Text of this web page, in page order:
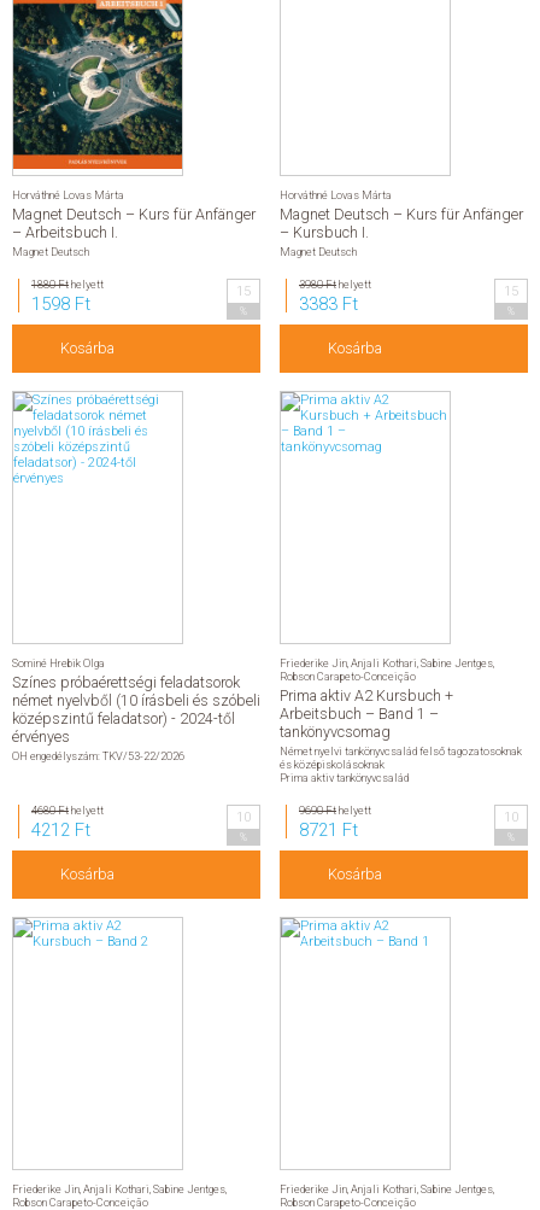
Horváthné Lovas Márta
Magnet Deutsch – Kurs für Anfänger
– Arbeitsbuch I.
Magnet Deutsch
1880 Fthelyett
1598 Ft
15
Kosárba
Horváthné Lovas Márta
Magnet Deutsch – Kurs für Anfänger
– Kursbuch I.
Magnet Deutsch
3980 Fthelyett
3383 Ft
15
Kosárba
Sominé Hrebik Olga
Színes próbaérettségi feladatsorok
német nyelvből (10 írásbeli és szóbeli
középszintű feladatsor) - 2024-től
érvényes
OH engedélyszám: TKV/53-22/2026
4680 Fthelyett
4212 Ft
10
Kosárba
Friederike Jin Anjali Kothari Sabine Jentges
Robson Carapeto-Conceição
Prima aktiv A2 Kursbuch +
Arbeitsbuch – Band 1 –
tankönyvcsomag
Német nyelvi tankönyvcsalád felső tagozatosoknak
és középiskolásoknak
Prima aktiv tankönyvcsalád
9690 Fthelyett
8721 Ft
10
Kosárba
Friederike Jin Anjali Kothari Sabine Jentges
Robson Carapeto-Conceição
Friederike Jin Anjali Kothari Sabine Jentges
Robson Carapeto-Conceição